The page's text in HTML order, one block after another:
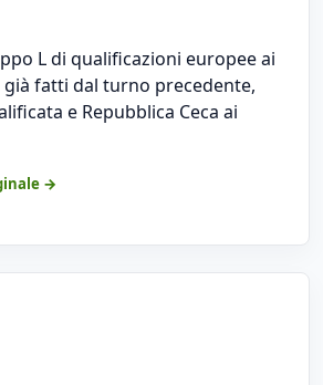
L di qualificazioni europee ai
fatti dal turno precedente,
e Repubblica Ceca ai
→